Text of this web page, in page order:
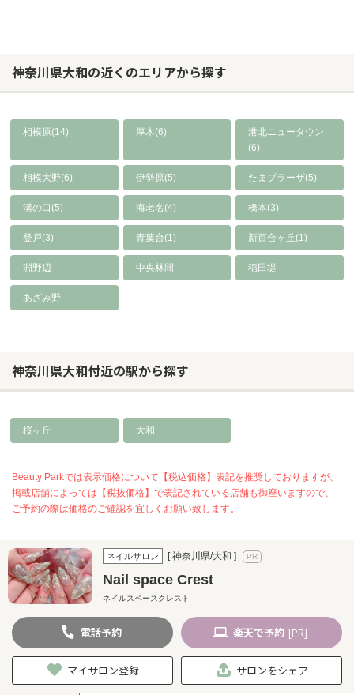
神奈川県大和の近くのエリアから探す
相模原(14) 厚木(6)
港北ニュータウン
(6)
相模大野(6) 伊勢原(5) たまプラーザ(5)
溝の口(5) 海老名(4) 橋本(3)
登戸(3) 青葉台(1) 新百合ヶ丘(1)
淵野辺 中央林間 稲田堤
あざみ野
神奈川県大和付近の駅から探す
桜ヶ丘 大和
Beauty Parkでは表示価格について【税込価格】表記を推奨しておりますが、
掲載店舗によっては【税抜価格】で表記されている店舗も御座いますので、
ご予約の際は価格のご確認を宜しくお願い致します。
ネイルサロン [ 神奈川県/大和 ]
Nail space Crest
ネイルスペースクレスト
電話予約 楽天で予約 [PR]
マイサロン登録 サロンをシェア